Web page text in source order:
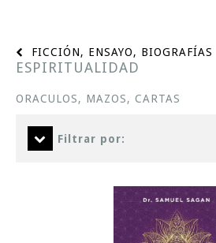
FICCIÓN, ENSAYO, BIOGRAFÍAS
ESPIRITUALIDAD
ORACULOS, MAZOS, CARTAS
Filtrar por: